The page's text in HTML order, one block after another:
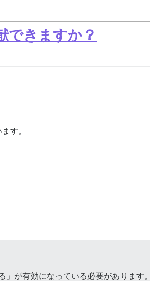
できますか？
す。
」が有効になっている必要があります。